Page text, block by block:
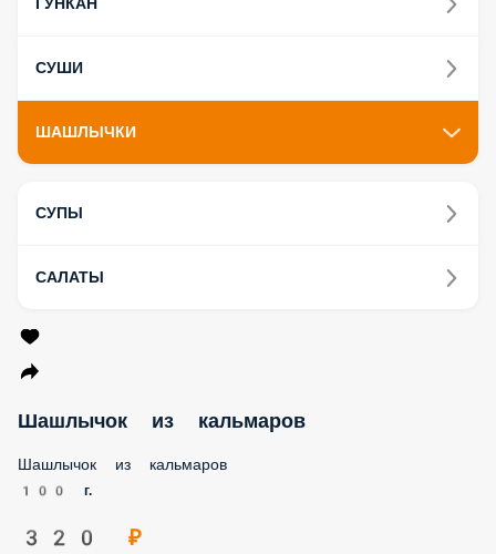
СУШИ
ШАШЛЫЧКИ
СУПЫ
САЛАТЫ
Шашлычок из кальмаров
Шашлычок из кальмаров
100 г.
320 ₽